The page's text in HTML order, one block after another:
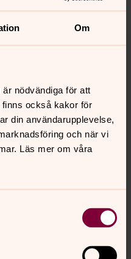
Om
nödvändiga för att
också kakor för
din användarupplevelse,
och när vi
Läs mer om våra
Chile. Bélgica
som skadat
en permanent
kyrka